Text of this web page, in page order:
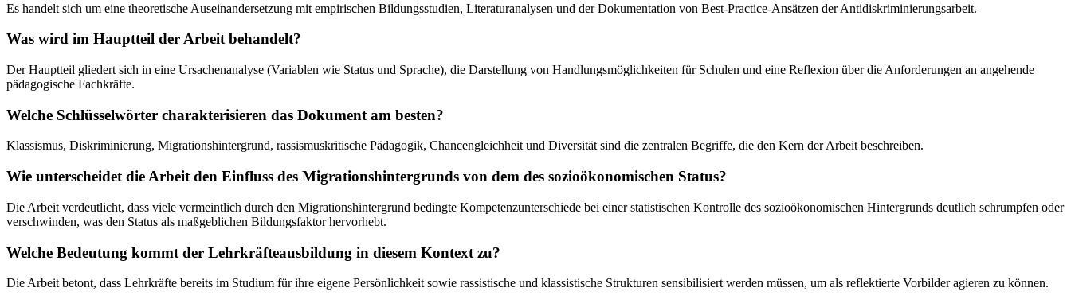
Es handelt sich um eine theoretische Auseinandersetzung mit empirischen Bildungsstudien, Literaturanalysen und der Dokumentation von Best-Practice-Ansätzen der Antidiskriminierungsarbeit.
Was wird im Hauptteil der Arbeit behandelt?
Der Hauptteil gliedert sich in eine Ursachenanalyse (Variablen wie Status und Sprache), die Darstellung von Handlungsmöglichkeiten für Schulen und eine Reflexion über die Anforderungen an angehende
pädagogische Fachkräfte.
Welche Schlüsselwörter charakterisieren das Dokument am besten?
Klassismus, Diskriminierung, Migrationshintergrund, rassismuskritische Pädagogik, Chancengleichheit und Diversität sind die zentralen Begriffe, die den Kern der Arbeit beschreiben.
Wie unterscheidet die Arbeit den Einfluss des Migrationshintergrunds von dem des sozioökonomischen Status?
Die Arbeit verdeutlicht, dass viele vermeintlich durch den Migrationshintergrund bedingte Kompetenzunterschiede bei einer statistischen Kontrolle des sozioökonomischen Hintergrunds deutlich schrumpfen oder
verschwinden, was den Status als maßgeblichen Bildungsfaktor hervorhebt.
Welche Bedeutung kommt der Lehrkräfteausbildung in diesem Kontext zu?
Die Arbeit betont, dass Lehrkräfte bereits im Studium für ihre eigene Persönlichkeit sowie rassistische und klassistische Strukturen sensibilisiert werden müssen, um als reflektierte Vorbilder agieren zu können.